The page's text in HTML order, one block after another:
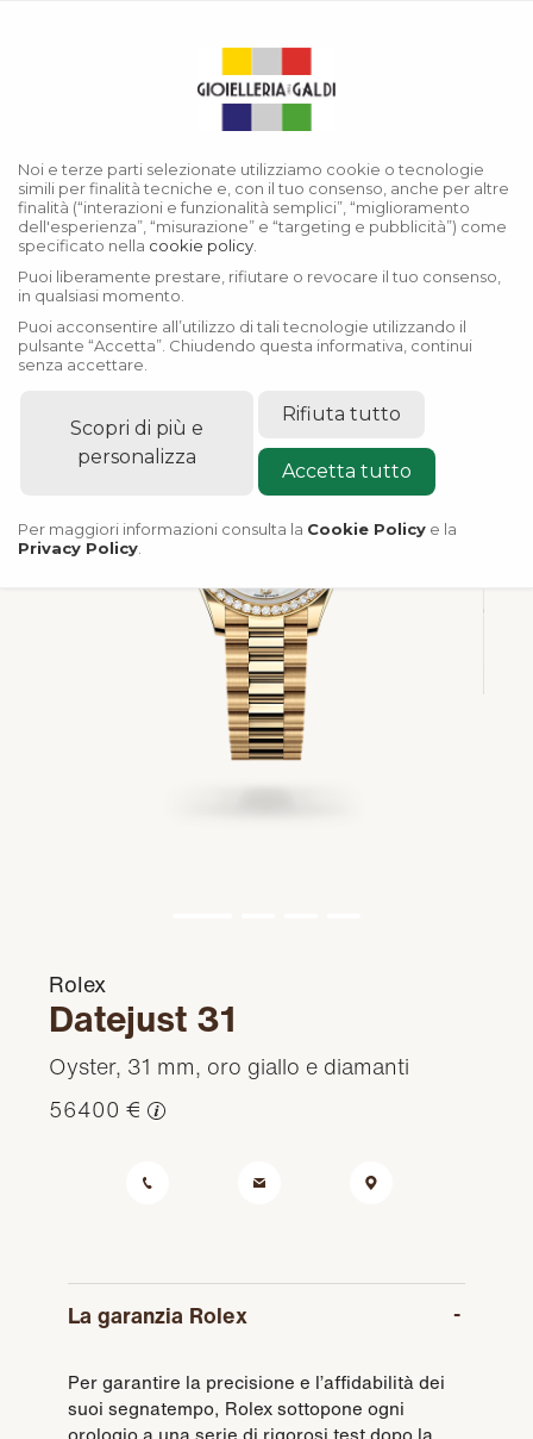
Collezione Datejust
Rolex
Datejust 31
Oyster, 31 mm, oro giallo e diamanti
56400 €
La garanzia Rolex
Per garantire la precisione e l’affidabilità dei
suoi segnatempo, Rolex sottopone ogni
Noi e terze parti selezionate utilizziamo cookie o tecnologie
simili per finalità tecniche e, con il tuo consenso, anche per altre
finalità (“interazioni e funzionalità semplici”, “miglioramento
dell'esperienza”, “misurazione” e “targeting e pubblicità”) come
specificato nella cookie policy
Puoi liberamente prestare, rifiutare o revocare il tuo consenso,
in qualsiasi momento.
Puoi acconsentire all’utilizzo di tali tecnologie utilizzando il
pulsante “Accetta”. Chiudendo questa informativa, continui
senza accettare.
Scopri di più e
personalizza
Rifiuta tutto
Accetta tutto
Per maggiori informazioni consulta la Cookie Policy e la
Privacy Policy